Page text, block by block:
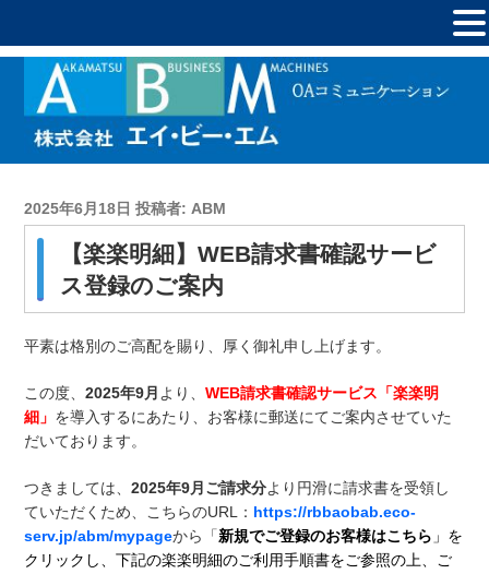
投
稿
2025年6月18日 投稿者: ABM
【楽楽明細】WEB請求書確認サービ
ス登録のご案内
平素は格別のご高配を賜り、厚く御礼申し上げます。
この度、2025年9月 より、WEB請求書確認サービス「楽楽明
細」 を導入するにあたり、お客様に郵送にてご案内させていた
だいております。
つきましては、2025年9月ご請求分より円滑に請求書を受領し
ていただくため、こちらのURL： https://rbbaobab.eco-
serv.jp/abm/mypageから「新規でご登録のお客様はこちら 」を
クリックし、下記の楽楽明細のご利用手順書をご参照の上、ご